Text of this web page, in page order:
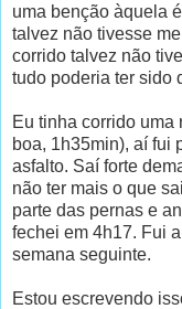
uma benção àquela
talvez não tivesse
corrido talvez não
tudo poderia ter sido
Eu tinha corrido uma
boa, 1h35min), aí fui
asfalto. Saí forte
não ter mais o que
parte das pernas e
fechei em 4h17. Fui
semana seguinte.
Estou escrevendo